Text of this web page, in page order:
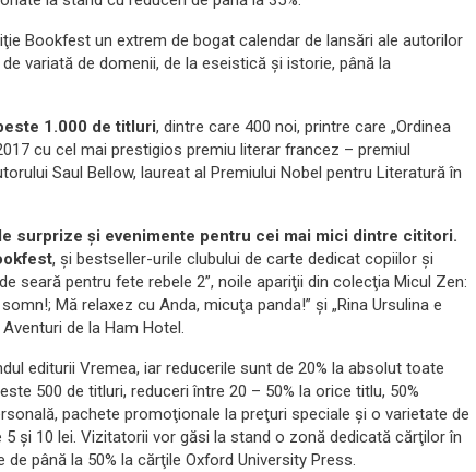
Bookfest un extrem de bogat calendar de lansări ale autorilor
variată de domenii, de la eseistică şi istorie, până la
1.000 de titluri, dintre care 400 noi, printre care „Ordinea
cu cel mai prestigios premiu literar francez – premiul
Saul Bellow, laureat al Premiului Nobel pentru Literatură în
surprize şi evenimente pentru cei mai mici dintre cititori.
, şi bestseller-urile clubului de carte dedicat copiilor şi
seară pentru fete rebele 2”, noile apariţii din colecţia Micul Zen:
Mă relaxez cu Anda, micuţa panda!” şi „Rina Ursulina e
de la Ham Hotel.
editurii Vremea, iar reducerile sunt de 20% la absolut toate
500 de titluri, reduceri între 20 – 50% la orice titlu, 50%
pachete promoţionale la preţuri speciale şi o varietate de
şi 10 lei. Vizitatorii vor găsi la stand o zonă dedicată cărţilor în
până la 50% la cărţile Oxford University Press.